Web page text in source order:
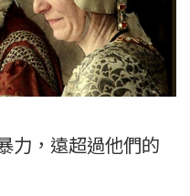
力，遠超過他們的